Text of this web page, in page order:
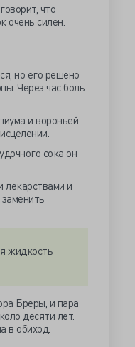
что
очень силен.
но его решено
Через час боль
и вороньей
сока он
лекарствами и
жидкость
Бреры, и пара
десяти лет.
в обиход.